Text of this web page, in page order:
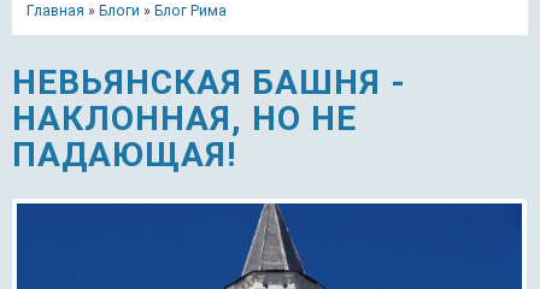
Главная » Блоги » Блог Рима
НЕВЬЯНСКАЯ БАШНЯ -
НАКЛОННАЯ, НО НЕ
ПАДАЮЩАЯ!